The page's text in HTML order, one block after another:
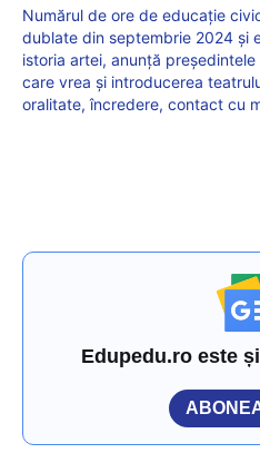
Numărul de ore de educație
dublate din septembrie 2024 și
istoria artei, anunță președintele
care vrea și introducerea
oralitate, încredere, contact cu
Edupedu.ro este